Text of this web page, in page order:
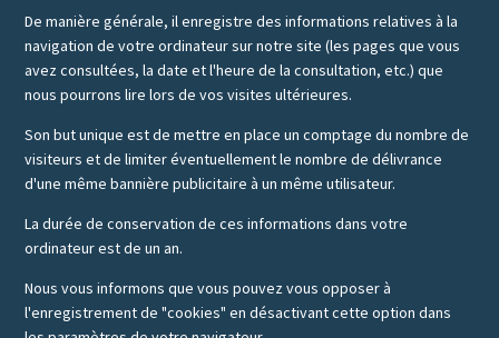
De manière générale, il enregistre des informations relatives à la
navigation de votre ordinateur sur notre site (les pages que vous
avez consultées, la date et l'heure de la consultation, etc.) que
nous pourrons lire lors de vos visites ultérieures.
Son but unique est de mettre en place un comptage du nombre de
visiteurs et de limiter éventuellement le nombre de délivrance
d'une même bannière publicitaire à un même utilisateur.
La durée de conservation de ces informations dans votre
ordinateur est de un an.
Nous vous informons que vous pouvez vous opposer à
l'enregistrement de "cookies" en désactivant cette option dans